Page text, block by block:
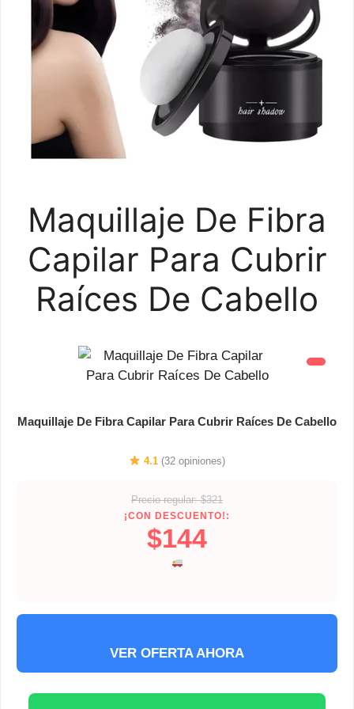
Maquillaje De Fibra
Capilar Para Cubrir
Raíces De Cabello
Maquillaje De Fibra Capilar Para Cubrir Raíces De Cabello
4.1 (32 opiniones)
Precio regular: $321
¡CON DESCUENTO!:
$144
VER OFERTA AHORA